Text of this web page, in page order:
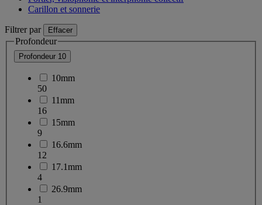
Carillon et sonnerie
Filtrer par Effacer
Profondeur
Profondeur 10
10mm
50
11mm
16
15mm
9
16.6mm
12
17.1mm
4
26.9mm
1